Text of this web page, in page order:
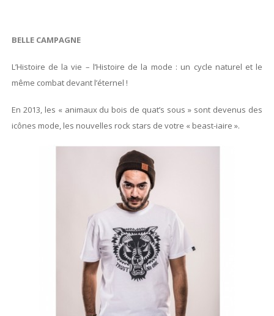
BELLE CAMPAGNE
L’Histoire de la vie – l’Histoire de la mode : un cycle naturel et le
même combat devant l’éternel !
En 2013, les « animaux du bois de quat’s sous » sont devenus des
icônes mode, les nouvelles rock stars de votre « beast-iaire ».